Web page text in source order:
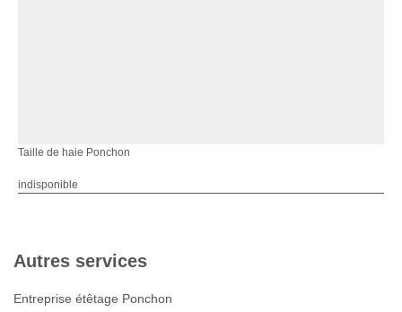
Taille de haie Ponchon
indisponible
Autres services
Entreprise étêtage Ponchon